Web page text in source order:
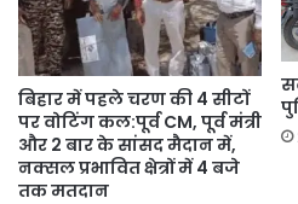
बिहार में पहले चरण की 4 सीटों
पर वोटिंग कल:पूर्व CM, पूर्व मंत्री
और 2 बार के सांसद मैदान में,
नक्सल प्रभावित क्षेत्रों में 4 बजे
तक मतदान